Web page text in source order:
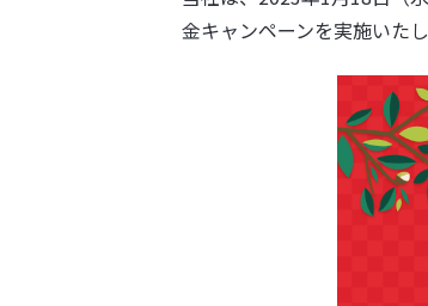
金キャンペーンを実施いたし